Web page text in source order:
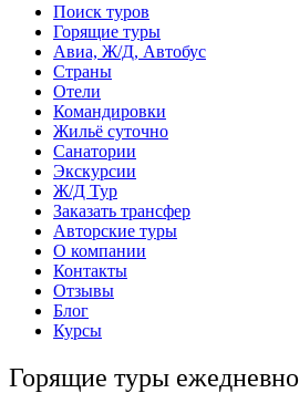
Поиск туров
Горящие туры
Авиа, Ж/Д, Автобус
Страны
Отели
Командировки
Жильё суточно
Санатории
Экскурсии
Ж/Д Тур
Заказать трансфер
Авторские туры
О компании
Контакты
Отзывы
Блог
Курсы
Горящие туры ежедневно